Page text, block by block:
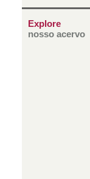
Explore
nosso acervo